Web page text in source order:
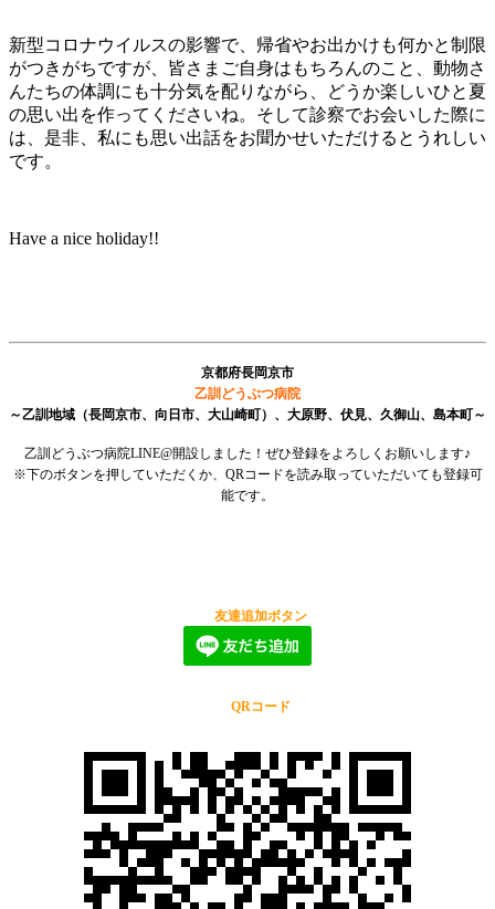
新型コロナウイルスの影響で、帰省やお出かけも何かと制限
がつきがちですが、皆さまご自身はもちろんのこと、動物さ
んたちの体調にも十分気を配りながら、どうか楽しいひと夏
の思い出を作ってくださいね。そして診察でお会いした際に
は、是非、私にも思い出話をお聞かせいただけるとうれしい
です。
Have a nice holiday!!
京都府長岡京市
乙訓どうぶつ病院
～乙訓地域（長岡京市、向日市、大山崎町）、大原野、伏見、久御山、島本町～
乙訓どうぶつ病院LINE@開設しました！ぜひ登録をよろしくお願いします♪
※下のボタンを押していただくか、QRコードを読み取っていただいても登録可
能です。
友達追加ボタン
QRコード